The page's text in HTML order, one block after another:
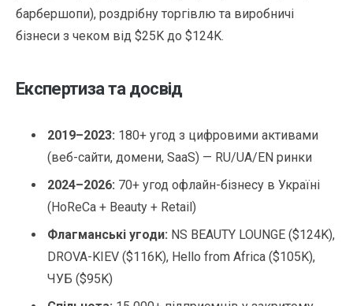
барбершопи), роздрібну торгівлю та виробничі
бізнеси з чеком від $25K до $124K.
Експертиза та досвід
2019–2023: 180+ угод з цифровими активами
(веб-сайти, домени, SaaS) — RU/UA/EN ринки
2024–2026: 70+ угод офлайн-бізнесу в Україні
(HoReCa + Beauty + Retail)
Флагманські угоди: NS BEAUTY LOUNGE ($124K),
DROVA-KIEV ($116K), Hello from Africa ($105K),
ЧУБ ($95K)